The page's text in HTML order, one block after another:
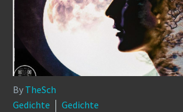
By TheSch
Gedichte
Gedichte